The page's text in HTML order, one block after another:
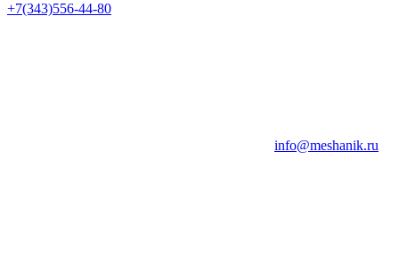
+7(343)556-44-80
info@meshanik.ru